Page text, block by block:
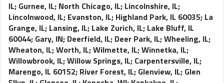
IL; Gurnee, IL; North Chicago, IL; Lincolnshire, IL;
Lincolnwood, IL; Evanston, IL; Highland Park, IL 60035; La
Grange, IL; Lansing, IL; Lake Zurich, IL; Lake Bluff, IL
60044; Gary, IN; Deerfield, IL; Deer Park, IL;Wheeling, IL;
Wheaton, IL;Worth, IL;Wilmette, IL;Winnetka, IL;
Willowbrook, IL;Willow Springs, IL; Carpentersville, IL;
Marengo, IL 60152; River Forest, IL; Glenview, IL; Glen